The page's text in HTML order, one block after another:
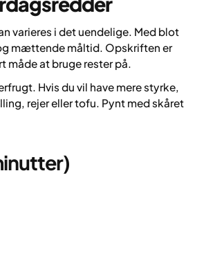
varieres i det uendelige. Med blot
mættende måltid. Opskriften er
måde at bruge rester på.
Hvis du vil have mere styrke,
rejer eller tofu. Pynt med skåret